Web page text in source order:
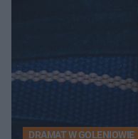
DRAMAT W GOLENIOWIE